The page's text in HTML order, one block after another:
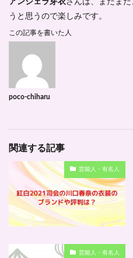
うと思うので楽しみです。
この記事を書いた人
poco-chiharu
関連する記事
芸能人・有名人
芸能人・有名人